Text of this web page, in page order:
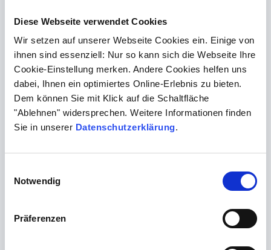
Diese Webseite verwendet Cookies
Wir setzen auf unserer Webseite Cookies ein. Einige von
ihnen sind essenziell: Nur so kann sich die Webseite Ihre
Cookie-Einstellung merken. Andere Cookies helfen uns
dabei, Ihnen ein optimiertes Online-Erlebnis zu bieten.
Dem können Sie mit Klick auf die Schaltfläche
"Ablehnen" widersprechen. Weitere Informationen finden
Sie in unserer Datenschutzerklärung.
Notwendig
Präferenzen
Lebensstilmodifikation, Screenings sowie
Zusammenfassender Befundbericht
Kosten
Die Kosten für diese umfassenden Untersuchungen
Kostenübernahme bei Ihrer Krankenkasse beantragen.
Auch manche gesetzliche Krankenkassen bieten
Gesundheitsleistungen an. Sprechen Sie am besten im